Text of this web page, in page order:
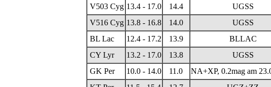
V503 Cyg 13.4 - 17.0 14.4
UGSS
V516 Cyg 13.8 - 16.8 14.0
UGSS
BL Lac
12.4 - 17.2 13.9
BLLAC
CY Lyr
13.2 - 17.0 13.8
UGSS
GK Per
10.0 - 14.0 11.0
NA+XP, 0.2mag am